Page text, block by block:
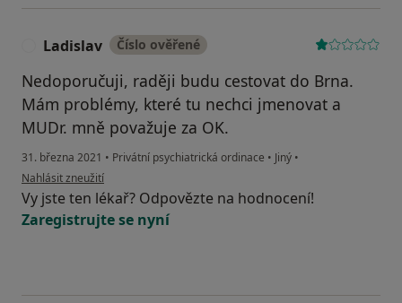
Ladislav Číslo ověřené
Nedoporučuji, raději budu cestovat do Brna.
Mám problémy, které tu nechci jmenovat a
MUDr. mně považuje za OK.
31. března 2021 • Privátní psychiatrická ordinace • Jiný •
podle názoru uživatele Ladislav
Nahlásit zneužití
Vy jste ten lékař? Odpovězte na hodnocení!
Zaregistrujte se nyní